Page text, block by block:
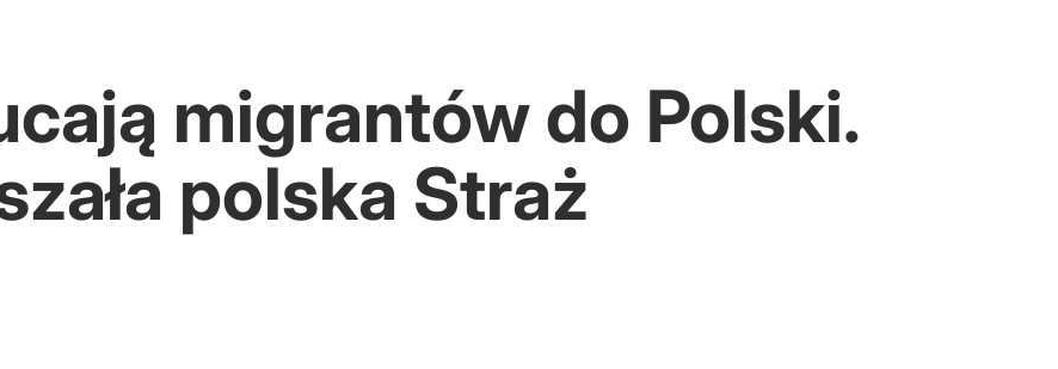
migrantów do Polski.
polska Straż